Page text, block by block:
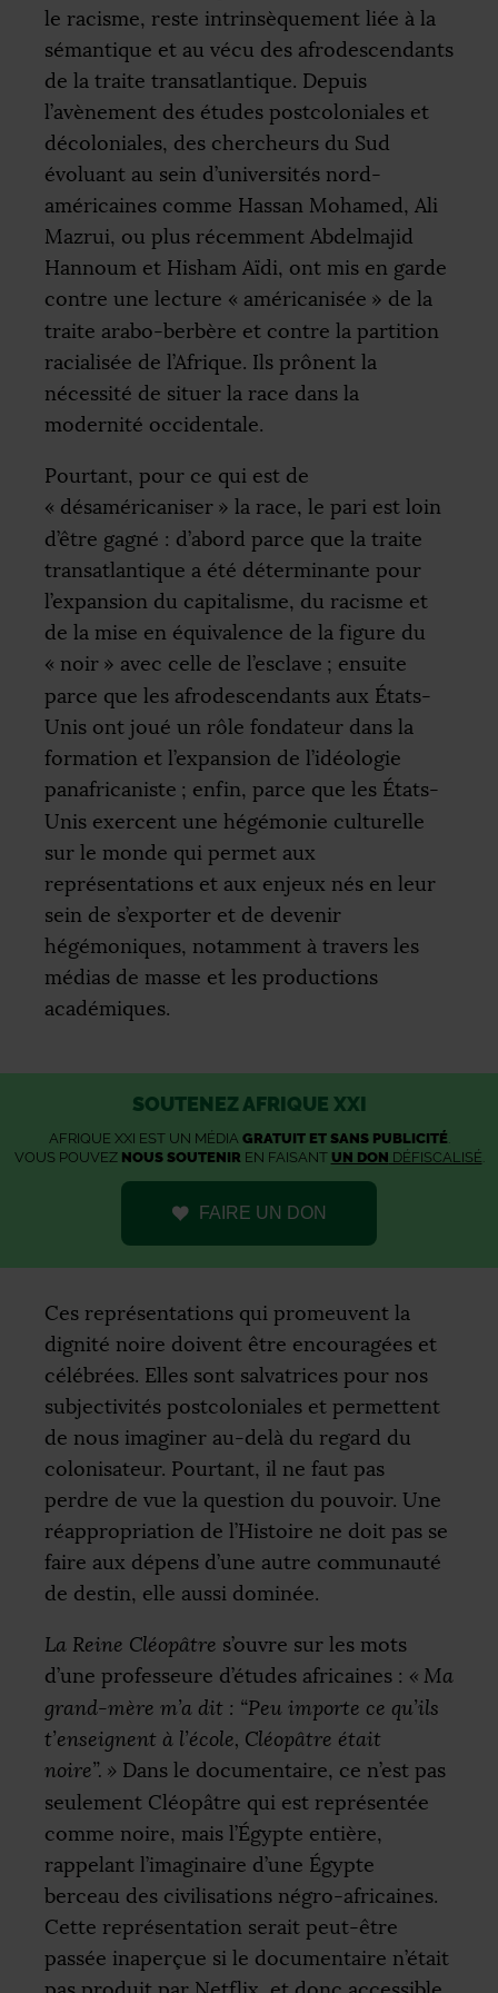
le racisme, reste intrinsèquement liée à la
sémantique et au vécu des afrodescendants
de la traite transatlantique. Depuis
l’avènement des études postcoloniales et
décoloniales, des chercheurs du Sud
évoluant au sein d’universités nord-
américaines comme Hassan Mohamed, Ali
Mazrui, ou plus récemment Abdelmajid
Hannoum et Hisham Aïdi, ont mis en garde
contre une lecture « américanisée » de la
traite arabo-berbère et contre la partition
racialisée de l’Afrique. Ils prônent la
nécessité de situer la race dans la
modernité occidentale.
Pourtant, pour ce qui est de
« désaméricaniser » la race, le pari est loin
d’être gagné : d’abord parce que la traite
transatlantique a été déterminante pour
l’expansion du capitalisme, du racisme et
de la mise en équivalence de la figure du
« noir » avec celle de l’esclave ; ensuite
parce que les afrodescendants aux États-
Unis ont joué un rôle fondateur dans la
formation et l’expansion de l’idéologie
panafricaniste ; enfin, parce que les États-
Unis exercent une hégémonie culturelle
sur le monde qui permet aux
représentations et aux enjeux nés en leur
sein de s’exporter et de devenir
hégémoniques, notamment à travers les
médias de masse et les productions
académiques.
SOUTENEZ AFRIQUE XXI
AFRIQUE XXI EST UN MÉDIA GRATUIT ET SANS PUBLICITÉ.
VOUS POUVEZ NOUS SOUTENIREN FAISANT UN DON DÉFISCALISÉ.
FAIRE UN DON
Ces représentations qui promeuvent la
dignité noire doivent être encouragées et
célébrées. Elles sont salvatrices pour nos
subjectivités postcoloniales et permettent
de nous imaginer au-delà du regard du
colonisateur. Pourtant, il ne faut pas
perdre de vue la question du pouvoir. Une
réappropriation de l’Histoire ne doit pas se
faire aux dépens d’une autre communauté
de destin, elle aussi dominée.
La Reine Cléopâtre s’ouvre sur les mots
d’une professeure d’études africaines : « Ma
grand-mère m’a dit : “Peu importe ce qu’ils
t’enseignent à l’école, Cléopâtre était
noire”. » Dans le documentaire, ce n’est pas
seulement Cléopâtre qui est représentée
comme noire, mais l’Égypte entière,
rappelant l’imaginaire d’une Égypte
berceau des civilisations négro-africaines.
Cette représentation serait peut-être
passée inaperçue si le documentaire n’était